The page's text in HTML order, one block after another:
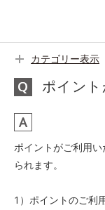
カテゴリー表示
ポイン
ポイントがご利用
られます。
1）ポイントのご利